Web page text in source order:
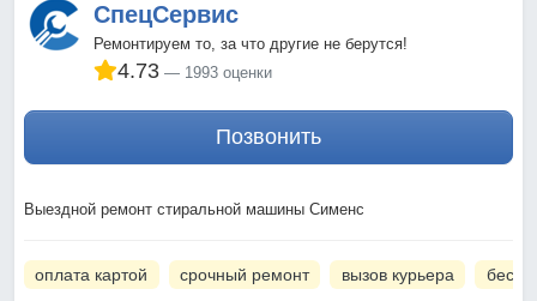
СпецСервис
Ремонтируем то, за что другие не берутся!
4.73 1993 оценки
Позвонить
Выездной ремонт стиральной машины Сименс
оплата картой срочный ремонт вызов курьера